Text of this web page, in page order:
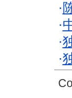
·
·
·
·